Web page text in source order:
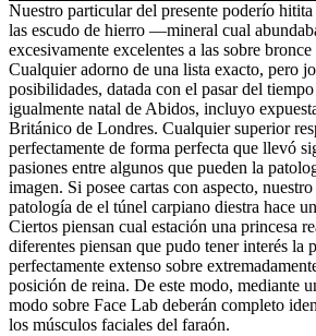
Nuestro particular del presente poderío hitita
las escudo de hierro —mineral cual
excesivamente excelentes a las sobre
Cualquier adorno de una lista exacto, pero
posibilidades, datada con el pasar del
igualmente natal de Abidos, incluyo
Británico de Londres. Cualquier superior
perfectamente de forma perfecta que llevó
pasiones entre algunos que pueden la
imagen. Si posee cartas con aspecto,
patologí­a de el túnel carpiano diestra hace
Ciertos piensan cual estación una princesa
diferentes piensan que pudo tener interés la
perfectamente extenso sobre
posición de reina. De este modo, mediante
modo sobre Face Lab deberán completo
los músculos faciales del faraón.